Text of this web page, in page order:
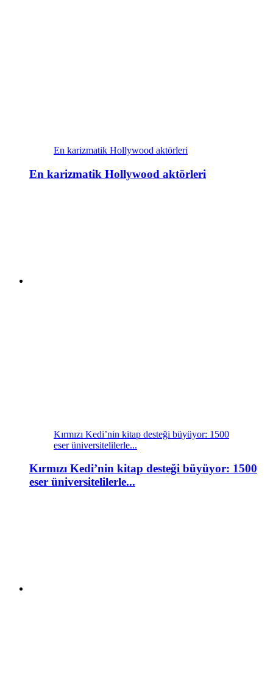
En karizmatik Hollywood aktörleri
En karizmatik Hollywood aktörleri
Kırmızı Kedi’nin kitap desteği büyüyor: 1500
eser üniversitelilerle...
Kırmızı Kedi’nin kitap desteği büyüyor: 1500
eser üniversitelilerle...